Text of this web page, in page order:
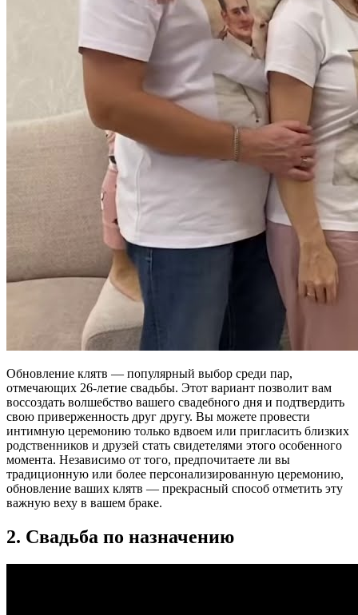
Обновление клятв — популярный выбор среди пар,
отмечающих 26-летие свадьбы. Этот вариант позволит вам
воссоздать волшебство вашего свадебного дня и подтвердить
свою приверженность друг другу. Вы можете провести
интимную церемонию только вдвоем или пригласить близких
родственников и друзей стать свидетелями этого особенного
момента. Независимо от того, предпочитаете ли вы
традиционную или более персонализированную церемонию,
обновление ваших клятв — прекрасный способ отметить эту
важную веху в вашем браке.
2. Свадьба по назначению